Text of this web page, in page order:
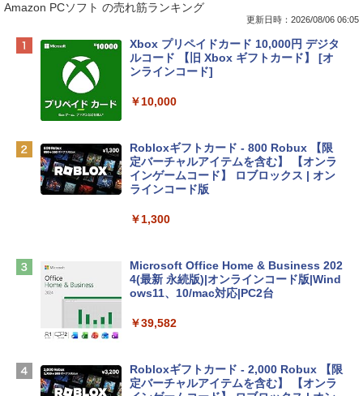
Apple 2026 MacBook Neo A18 Proチッ
プ搭載13インチノートブック：AIとAppl
e Intelligenceのために設計、Liquid Ret
リ、512GB SSDストレージ、1080p Fac
￥137,800
ンケース Dell NEC Lavie ASUS HP dyna
￥2,952
13インチノートブック：AIとApple Intell
TB SSD、12MPセンターフレームカメ
ラ、Touch ID - スカイブルー + 3年延長
AppleCare+ for 13インチMacBook Air
Amazon PCソフト の売れ筋ランキング
更新日時：2026/08/06 06:05
Xbox プリペイドカード 10,000円 デジタ
ルコード 【旧 Xbox ギフトカード】 [オ
ンラインコード]
￥10,000
Robloxギフトカード - 800 Robux 【限
定バーチャルアイテムを含む】 【オンラ
インゲームコード】 ロブロックス | オン
ラインコード版
￥1,300
Microsoft Office Home & Business 202
4(最新 永続版)|オンラインコード版|Wind
ows11、10/mac対応|PC2台
￥39,582
Robloxギフトカード - 2,000 Robux 【限
定バーチャルアイテムを含む】 【オンラ